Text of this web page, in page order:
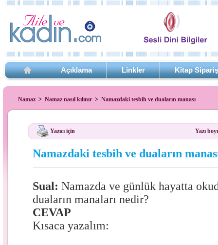
Açıklama Linkler Kitap
Namaz > Namaz nasıl kılınır > Namazdaki tesbih ve duaların manası
Yazıcı için Yazı
Namazdaki tesbih ve duaların
Sual: Namazda ve günlük hayatta
duaların manaları nedir?
CEVAP
Kısaca yazalım: